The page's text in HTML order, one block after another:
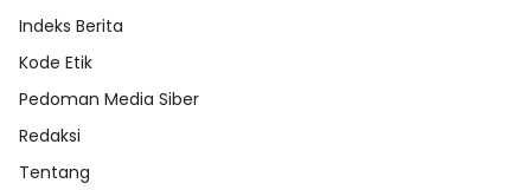
Indeks Berita
Kode Etik
Pedoman Media Siber
Redaksi
Tentang